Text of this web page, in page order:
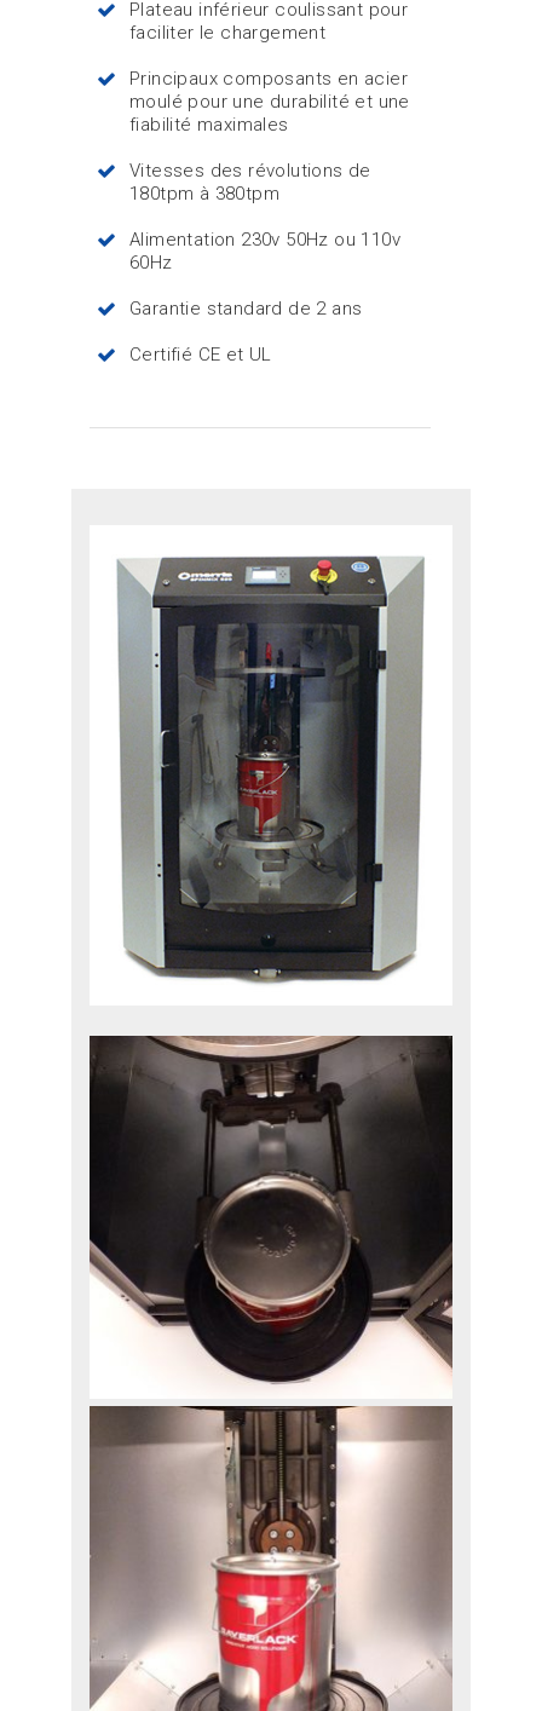
Plateau inférieur coulissant pour
faciliter le chargement
Principaux composants en acier
moulé pour une durabilité et une
fiabilité maximales
Vitesses des révolutions de
180tpm à 380tpm
Alimentation 230v 50Hz ou 110v
60Hz
Garantie standard de 2 ans
Certifié CE et UL